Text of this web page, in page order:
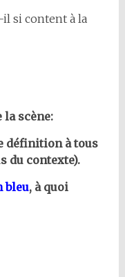
il si content à la
scène:
définition à tous
du contexte).
bleu, à quoi